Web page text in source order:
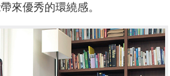
來優秀的環繞感。